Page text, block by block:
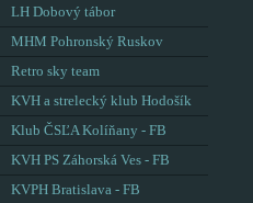
LH Dobový tábor
MHM Pohronský Ruskov
Retro sky team
KVH a strelecký klub Hodošík
Klub ČSĽA Kolíňany - FB
KVH PS Záhorská Ves - FB
KVPH Bratislava - FB